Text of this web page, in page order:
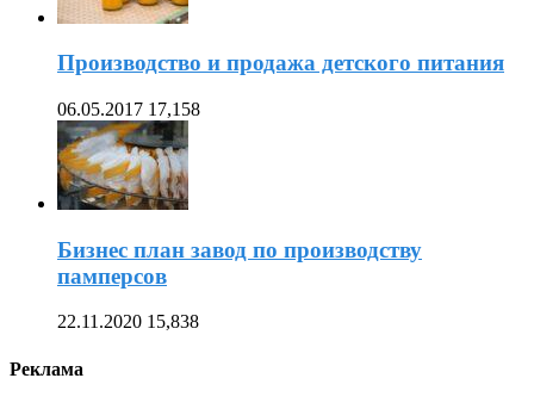
Производство и продажа детского питания
06.05.2017 17,158
Бизнес план завод по производству
памперсов
22.11.2020 15,838
Реклама